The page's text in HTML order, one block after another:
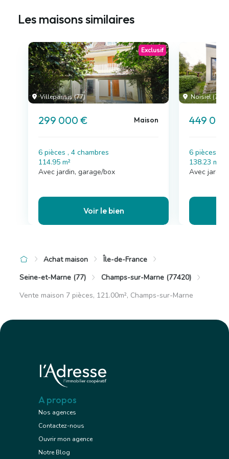
Les maisons similaires
Villeparisis (77)
Exclusif
299 000 € Maison
6 pièces , 4 chambres
114.95 m²
Avec jardin, garage/box
Voir le bien
Noisiel (77)
449
6 pièces , 4
138.23 m²
Avec jardin
Achat maison
Île-de-France
Seine-et-Marne (77)
Champs-sur-Marne (77420)
Vente maison 7 pièces, 121.00m², Champs-sur-Marne
A propos
Nos agences
Contactez-nous
Ouvrir mon agence
Notre Blog